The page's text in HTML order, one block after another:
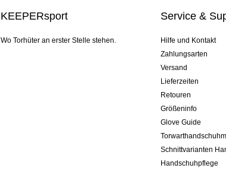
KEEPERsport
Wo Torhüter an erster Stelle stehen.
Service &
Hilfe und Kontakt
Zahlungsarten
Versand
Lieferzeiten
Retouren
Größeninfo
Glove Guide
Schnittvarianten
Handschuhpflege